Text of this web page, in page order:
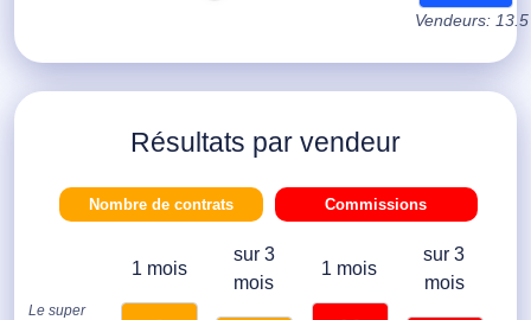
Vendeurs: 13.5
Résultats par vendeur
Nombre de contrats Commissions
Le super
1 mois
sur 3
mois
1 mois
sur 3
mois